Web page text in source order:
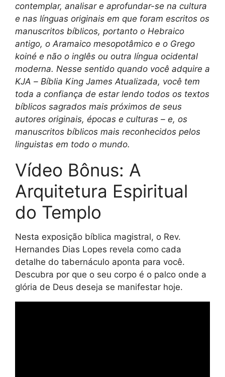
contemplar, analisar e aprofundar-se na cultura
e nas línguas originais em que foram escritos os
manuscritos bíblicos, portanto o Hebraico
antigo, o Aramaico mesopotâmico e o Grego
koiné e não o inglês ou outra língua ocidental
moderna. Nesse sentido quando você adquire a
KJA – Bíblia King James Atualizada, você tem
toda a confiança de estar lendo todos os textos
bíblicos sagrados mais próximos de seus
autores originais, épocas e culturas – e, os
manuscritos bíblicos mais reconhecidos pelos
linguistas em todo o mundo.
Vídeo Bônus: A
Arquitetura Espiritual
do Templo
Nesta exposição bíblica magistral, o Rev.
Hernandes Dias Lopes revela como cada
detalhe do tabernáculo aponta para você.
Descubra por que o seu corpo é o palco onde a
glória de Deus deseja se manifestar hoje.